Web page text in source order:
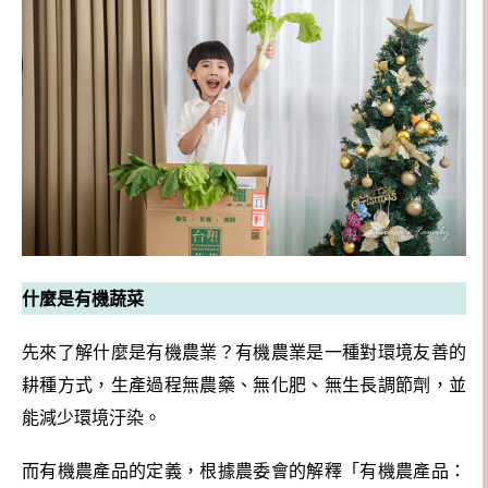
什麼是有機蔬菜
先來了解什麼是有機農業？有機農業是一種對環境友善的
耕種方式，生產過程無農藥、無化肥、無生長調節劑，並
能減少環境汙染。
而有機農產品的定義，根據農委會的解釋「有機農產品：